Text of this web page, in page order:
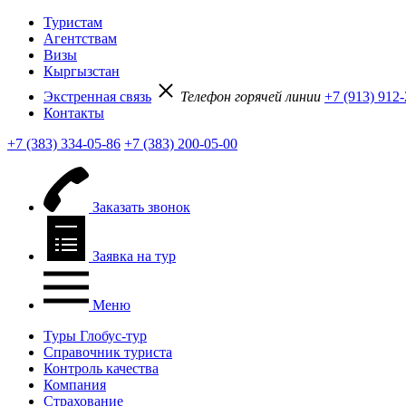
Туристам
Агентствам
Визы
Кыргызстан
Экстренная связь
Телефон горячей линии +7 (913)
Контакты
+7 (383) 334-05-86 +7 (383) 200-05-00
Заказать звонок
Заявка на тур
Меню
Туры Глобус-тур
Справочник туриста
Контроль качества
Компания
Страхование